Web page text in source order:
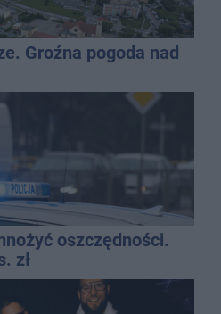
Groźna pogoda nad
oszczędności.
zł